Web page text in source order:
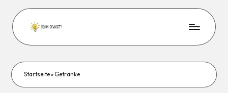
Startseite» Getränke